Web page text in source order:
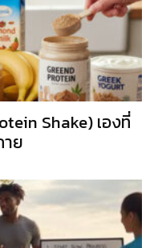
Shake) เองที่
ย